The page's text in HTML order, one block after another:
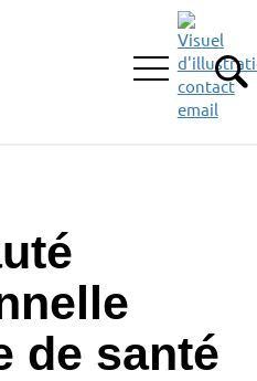
Ouvrir
de santé